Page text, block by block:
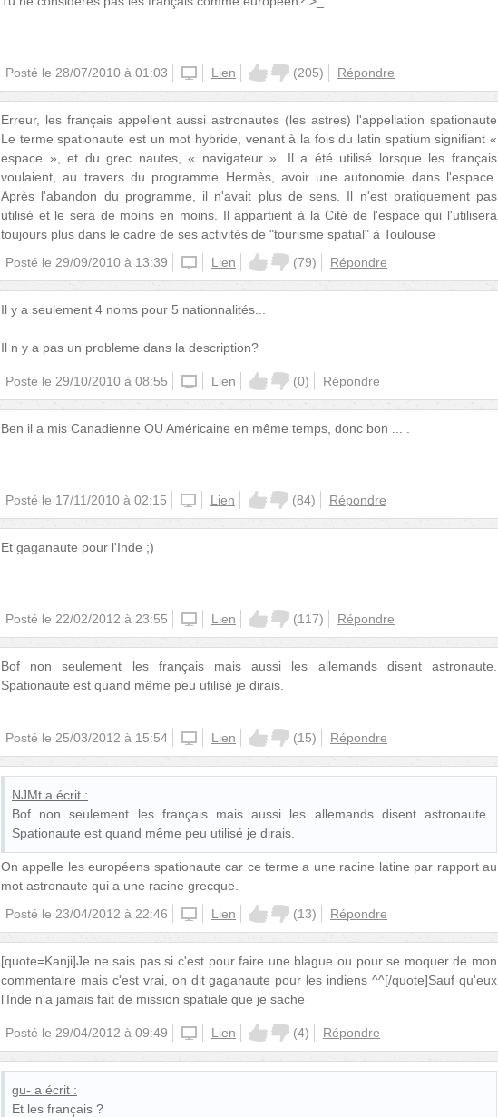
Posté le 28/07/2010 à 01:03 unknown
Lien (205) Répondre
Erreur, les français appellent aussi astronautes (les astres) l'appellation spationaute
Le terme spationaute est un mot hybride, venant à la fois du latin spatium signifiant «
espace », et du grec nautes, « navigateur ». Il a été utilisé lorsque les français
voulaient, au travers du programme Hermès, avoir une autonomie dans l'espace.
Après l'abandon du programme, il n'avait plus de sens. Il n'est pratiquement pas
utilisé et le sera de moins en moins. Il appartient à la Cité de l'espace qui l'utilisera
toujours plus dans le cadre de ses activités de "tourisme spatial" à Toulouse
Posté le 29/09/2010 à 13:39 unknown
Lien (79) Répondre
Il y a seulement 4 noms pour 5 nationnalités...
Il n y a pas un probleme dans la description?
Posté le 29/10/2010 à 08:55 unknown
Lien (0) Répondre
Ben il a mis Canadienne OU Américaine en même temps, donc bon ... .
Posté le 17/11/2010 à 02:15 unknown
Lien (84) Répondre
Et gaganaute pour l'Inde ;)
Posté le 22/02/2012 à 23:55 iphoneLien (117) Répondre
Bof non seulement les français mais aussi les allemands disent astronaute.
Spationaute est quand même peu utilisé je dirais.
Posté le 25/03/2012 à 15:54 iphoneLien (15) Répondre
NJMt a écrit :
Bof non seulement les français mais aussi les allemands disent astronaute.
Spationaute est quand même peu utilisé je dirais.
On appelle les européens spationaute car ce terme a une racine latine par rapport au
mot astronaute qui a une racine grecque.
Posté le 23/04/2012 à 22:46 iphoneLien (13) Répondre
[quote=Kanji]Je ne sais pas si c'est pour faire une blague ou pour se moquer de mon
commentaire mais c'est vrai, on dit gaganaute pour les indiens ^^[/quote]Sauf qu'eux
l'Inde n'a jamais fait de mission spatiale que je sache
Posté le 29/04/2012 à 09:49 iphoneLien (4) Répondre
gu- a écrit :
Et les français ?